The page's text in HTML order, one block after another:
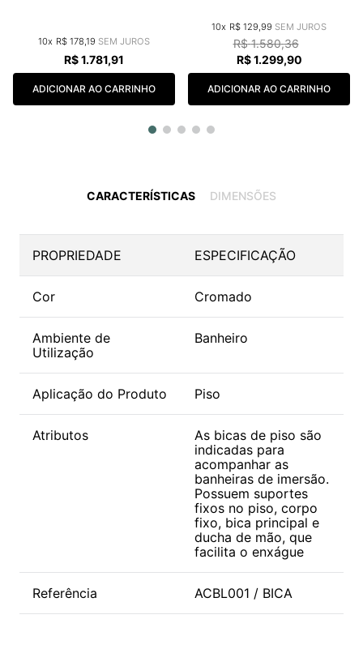
10 R$ 178,19
R$1.781,91
ADICIONAR AO CARRINHO
10 R$ 129,99
R$ 1.580,36
R$ 1.299,90
ADICIONAR AO CARRINHO
CARACTERÍSTICAS DIMENSÕES
PROPRIEDADE ESPECIFICAÇÃO
Cor Cromado
Ambiente de
Utilização
Banheiro
Aplicação do Produto Piso
Atributos
As bicas de piso são
indicadas para
acompanhar as
banheiras de imersão.
Possuem suportes
fixos no piso, corpo
fixo, bica principal e
ducha de mão, que
facilita o enxágue
Referência ACBL001 / BICA